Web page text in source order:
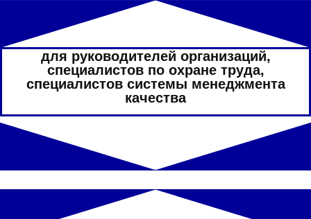
для руководителей организаций,
специалистов по охране труда,
специалистов системы менеджмента
качества